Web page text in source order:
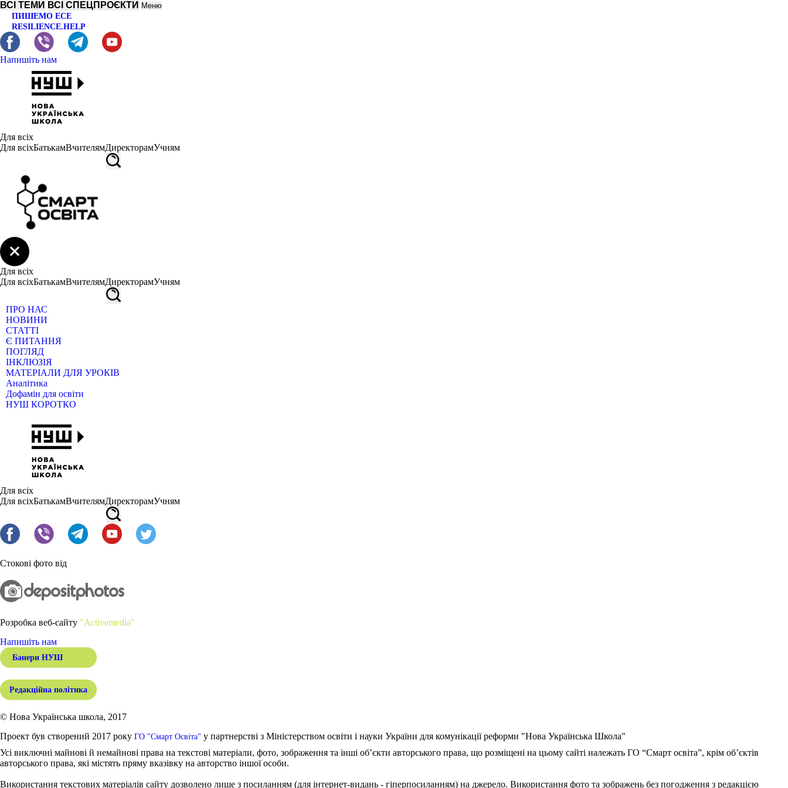
ВСІ ТЕМИ ВСІ СПЕЦПРОЄКТИ Меню
ПИШЕМО ЕСЕ
RESILIENCE.HELP
Напишіть нам
Для всіх
Для всіхБатькамВчителямДиректорамУчням
Для всіх
Для всіхБатькамВчителямДиректорамУчням
ПРО НАС
НОВИНИ
СТАТТІ
Є ПИТАННЯ
ПОГЛЯД
ІНКЛЮЗІЯ
МАТЕРІАЛИ ДЛЯ УРОКІВ
Аналітика
Дофамін для освіти
НУШ КОРОТКО
Для всіх
Для всіхБатькамВчителямДиректорамУчням
Стокові фото від
Розробка веб-сайту "Activemedia"
Напишіть нам
Банери НУШ
Редакційна політика
© Нова Українська школа, 2017
Проект був створений 2017 року ГО "Смарт Освіта" у партнерстві з Міністерством освіти і науки України для комунікації реформи "Нова Українська Школа"
Усі виключні майнові й немайнові права на текстові матеріали, фото, зображення та інші об’єкти авторського права, що розміщені на цьому сайті належать ГО “Смарт освіта”, крім об’єктів
авторського права, які містять пряму вказівку на авторство іншої особи.
Використання текстових матеріалів сайту дозволено лише з посиланням (для інтернет-видань - гіперпосиланням) на джерело. Використання фото та зображень без погодження з редакцією